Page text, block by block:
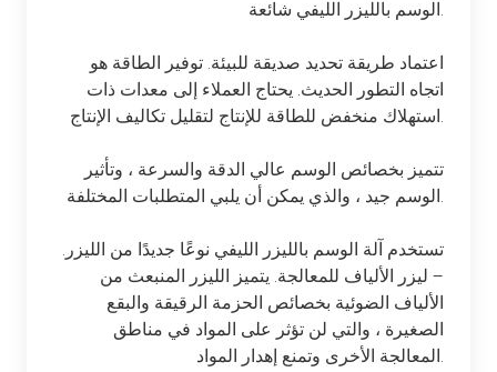
الوسم بالليزر الليفي شائعة.
اعتماد طريقة تحديد صديقة للبيئة. توفير الطاقة هو
اتجاه التطور الحديث. يحتاج العملاء إلى معدات ذات
استهلاك منخفض للطاقة للإنتاج لتقليل تكاليف الإنتاج.
الوسم جيد ، والذي يمكن أن يلبي المتطلبات المختلفة.
.تستخدم آلة الوسم بالليزر الليفي نوعًا جديدًا من الليزر
– ليزر الألياف للمعالجة. يتميز الليزر المنبعث من
الألياف الضوئية بخصائص الحزمة الرقيقة والبقع
الصغيرة ، والتي لن تؤثر على المواد في مناطق
المعالجة الأخرى وتمنع إهدار المواد.